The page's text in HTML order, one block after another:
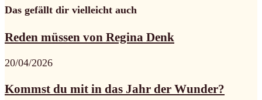
Das gefällt dir vielleicht auch
Reden müssen von Regina Denk
20/04/2026
Kommst du mit in das Jahr der Wunder?